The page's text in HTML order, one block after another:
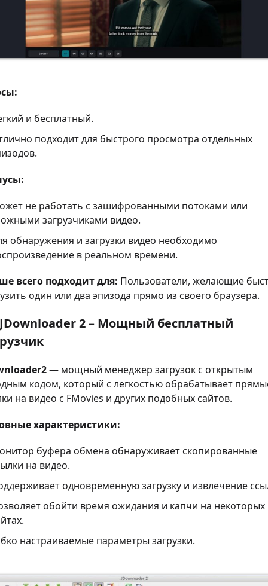
и бесплатный.
подходит для быстрого просмотра отдельных
не работать с зашифрованными потоками или
загрузчиками видео.
обнаружения и загрузки видео необходимо
в реальном времени.
всего подходит для: Пользователи, желающие
один или два эпизода прямо из своего браузера.
2 – Мощный бесплатный
— мощный менеджер загрузок с открытым
кодом, который с легкостью обрабатывает
на видео с FMovies и других подобных сайтов.
характеристики:
буфера обмена обнаруживает скопированные
на видео.
одновременную загрузку и извлечение
обойти время ожидания и капчи на некоторых
настраиваемые параметры загрузки.